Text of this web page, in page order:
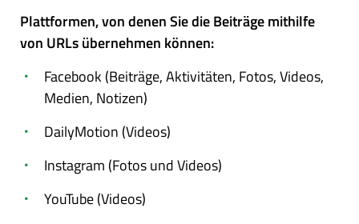
Plattformen, von denen Sie die Beiträge mithilfe
von URLs übernehmen können:
Facebook (Beiträge, Aktivitäten, Fotos, Videos,
Medien, Notizen)
DailyMotion (Videos)
Instagram (Fotos und Videos)
YouTube (Videos)